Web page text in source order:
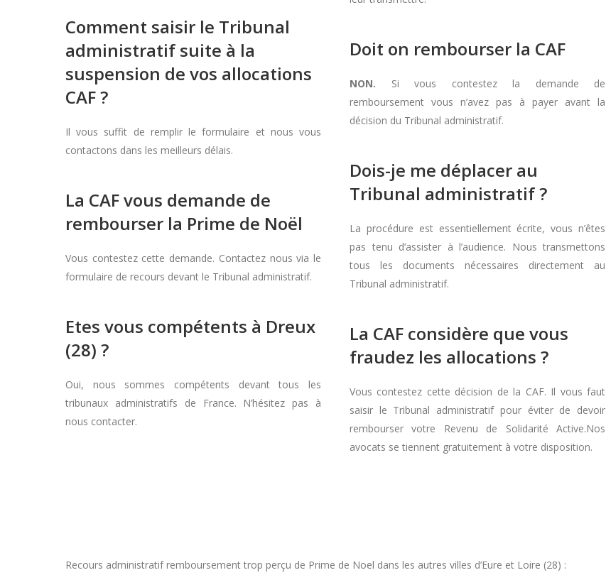
Comment saisir le Tribunal
administratif suite à la
suspension de vos allocations
CAF ?
Il vous suffit de remplir le formulaire et nous vous
contactons dans les meilleurs délais.
La CAF vous demande de
rembourser la Prime de Noël
Vous contestez cette demande. Contactez nous via le
formulaire de recours devant le Tribunal administratif.
Etes vous compétents à Dreux
(28) ?
Oui, nous sommes compétents devant tous les
tribunaux administratifs de France. N’hésitez pas à
nous contacter.
Doit on rembourser la CAF
NON. Si vous contestez la demande de
remboursement vous n’avez pas à payer avant la
décision du Tribunal administratif.
Dois-je me déplacer au
Tribunal administratif ?
La procédure est essentiellement écrite, vous n’êtes
pas tenu d’assister à l’audience. Nous transmettons
tous les documents nécessaires directement au
Tribunal administratif.
La CAF considère que vous
fraudez les allocations ?
Vous contestez cette décision de la CAF. Il vous faut
saisir le Tribunal administratif pour éviter de devoir
rembourser votre Revenu de Solidarité Active.Nos
avocats se tiennent gratuitement à votre disposition.
Recours administratif remboursement trop perçu de Prime de Noel dans les autres villes d’Eure et Loire (28) :